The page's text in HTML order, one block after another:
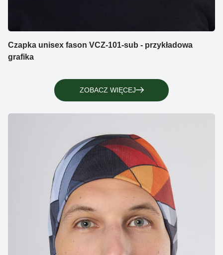
Czapka unisex fason VCZ-101-sub - przykładowa
grafika
ZOBACZ WIĘCEJ